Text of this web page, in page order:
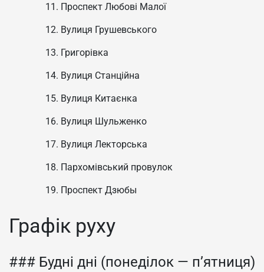
Проспект Любові Малої
Вулиця Грушевського
Григорівка
Вулиця Станційна
Вулиця Китаєнка
Вулиця Шульженко
Вулиця Лекторська
Пархомівський провулок
Проспект Дзюбы
Графік руху
### Будні дні (понеділок — п’ятниця)